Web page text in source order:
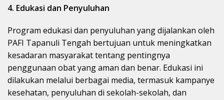
4. Edukasi dan Penyuluhan
Program edukasi dan penyuluhan yang dijalankan oleh
PAFI Tapanuli Tengah bertujuan untuk meningkatkan
kesadaran masyarakat tentang pentingnya
penggunaan obat yang aman dan benar. Edukasi ini
dilakukan melalui berbagai media, termasuk kampanye
kesehatan, penyuluhan di sekolah-sekolah, dan